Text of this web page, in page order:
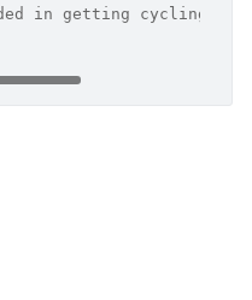
in getting cycling